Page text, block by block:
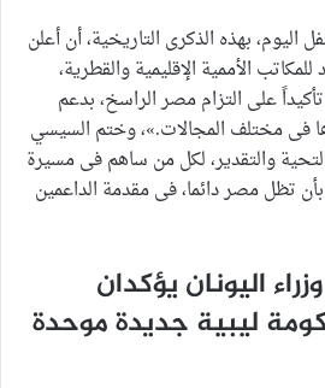
بهذه الذكرى التاريخية، أن أعلن
الأممية الإقليمية والقطرية،
تأكيداً على التزام مصر الراسخ، بدعم
فى مختلف المجالات.»، وختم السيسي
والتقدير، لكل من ساهم فى مسيرة
تظل مصر دائما، فى مقدمة الداعمين
اليونان يؤكدان
ليبية جديدة موحدة